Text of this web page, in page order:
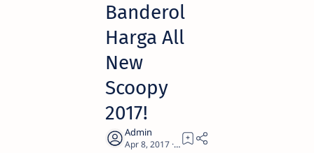
Banderol
Harga All
New
Scoopy
2017!
1